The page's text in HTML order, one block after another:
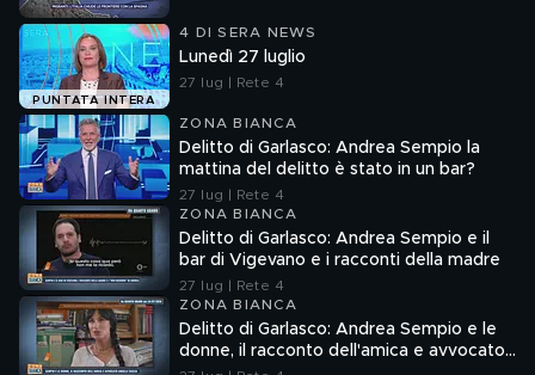
PUNTATA INTERA
4 DI SERA NEWS
Lunedì 27 luglio
27 lug | Rete 4
ZONA BIANCA
Delitto di Garlasco: Andrea Sempio la
mattina del delitto è stato in un bar?
27 lug | Rete 4
ZONA BIANCA
Delitto di Garlasco: Andrea Sempio e il
bar di Vigevano e i racconti della madre
27 lug | Rete 4
ZONA BIANCA
Delitto di Garlasco: Andrea Sempio e le
donne, il racconto dell'amica e avvocato